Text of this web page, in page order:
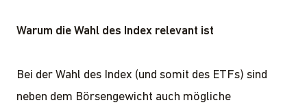
Warum die Wahl des Index relevant ist
Bei der Wahl des Index (und somit des ETFs) sind
neben dem Börsengewicht auch mögliche